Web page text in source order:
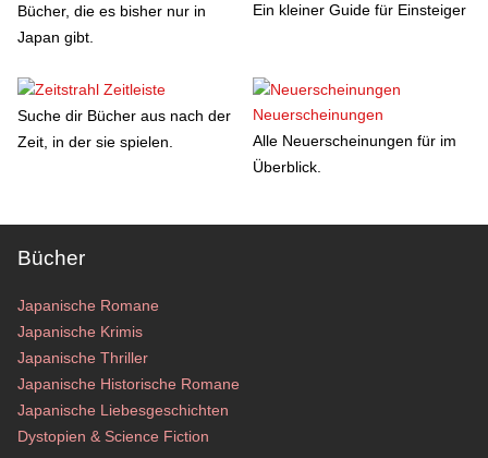
Bücher, die es bisher nur in
Japan gibt.
Ein kleiner Guide für Einsteiger
Zeitleiste
Suche dir Bücher aus nach der
Zeit, in der sie spielen.
Neuerscheinungen
Alle Neuerscheinungen für im
Überblick.
Bücher
Japanische Romane
Japanische Krimis
Japanische Thriller
Japanische Historische Romane
Japanische Liebesgeschichten
Dystopien & Science Fiction